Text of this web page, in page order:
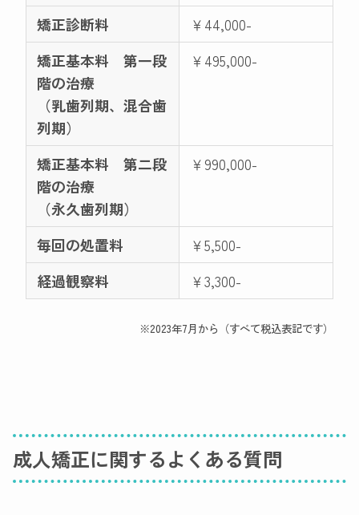
矯正診断料
￥44,000-
矯正基本料 第一段
階の治療
（乳歯列期、混合歯
列期）
￥495,000-
矯正基本料 第二段
階の治療
（永久歯列期）
￥990,000-
毎回の処置料
￥5,500-
経過観察料
￥3,300-
※2023年7月から（すべて税込表記です）
成人矯正に関するよくある質問